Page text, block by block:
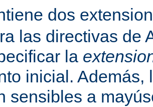
dos
las directivas de
la
inicial. Además,
sensibles a